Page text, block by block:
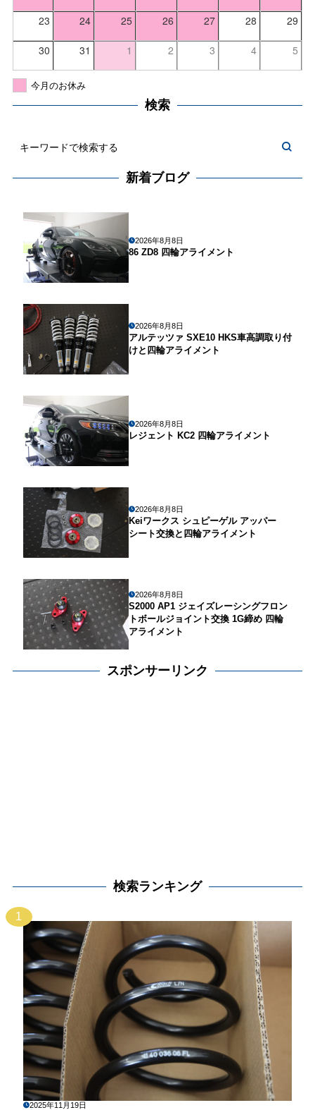
23 24 25 26 27 28 29
30 31 1 2 3 4 5
今月のお休み
検索
新着ブログ
2026年8月8日
86 ZD8 四輪アライメント
2026年8月8日
アルテッツァ SXE10 HKS車高調取り付
けと四輪アライメント
2026年8月8日
レジェント KC2 四輪アライメント
2026年8月8日
Keiワークス シュピーゲル アッパー
シート交換と四輪アライメント
2026年8月8日
S2000 AP1 ジェイズレーシングフロン
トボールジョイント交換 1G締め 四輪
アライメント
スポンサーリンク
検索ランキング
1
2025年11月19日